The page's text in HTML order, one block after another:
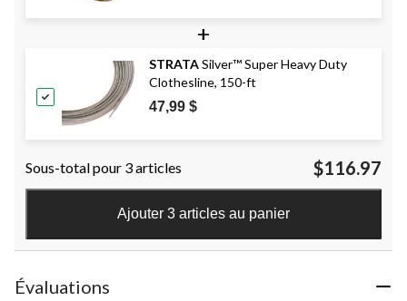
+
STRATASilver™ Super Heavy Duty
Clothesline, 150-ft
47,99 $
Sous-total pour 3 articles $116.97
Ajouter 3 articles au panier
Évaluations